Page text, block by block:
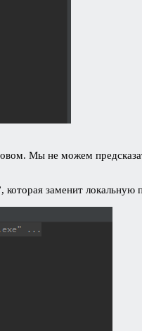
Мы не можем
которая заменит локальную